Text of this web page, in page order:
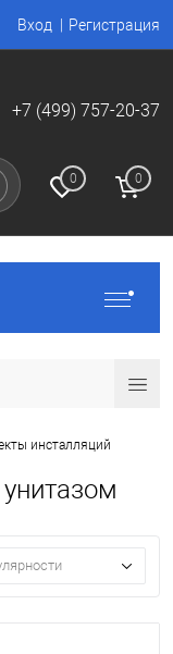
Вход Регистрация
+7 (499) 757-20-37
0 0
инсталляций